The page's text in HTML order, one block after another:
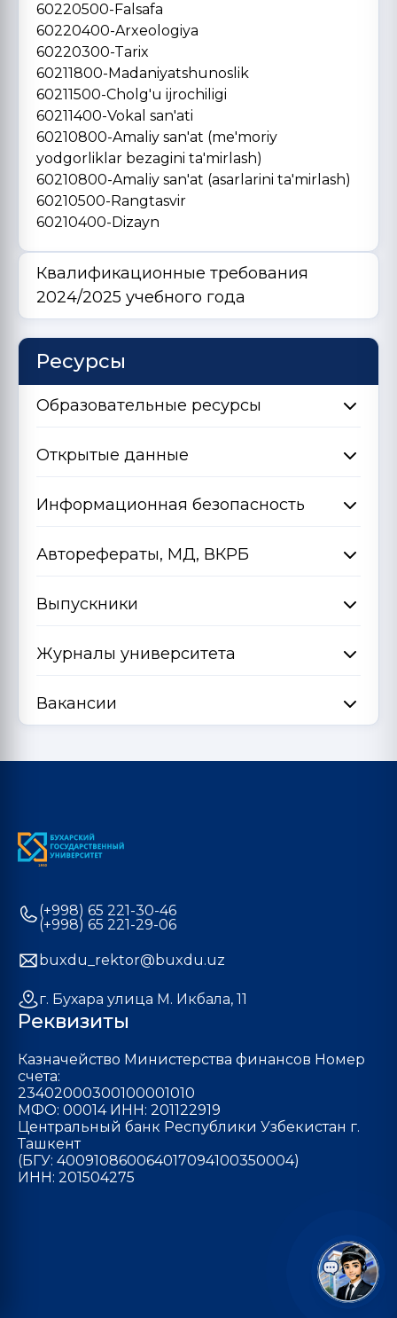
60220500-Falsafa
60220400-Arxeologiya
60220300-Tarix
60211800-Madaniyatshunoslik
60211500-Cholg'u ijrochiligi
60211400-Vokal san'ati
60210800-Amaliy san'at (me'moriy
yodgorliklar bezagini ta'mirlash)
60210800-Amaliy san'at (asarlarini ta'mirlash)
60210500-Rangtasvir
60210400-Dizayn
Квалификационные требования
2024/2025 учебного года
Ресурсы
Образовательные ресурсы
Открытые данные
Информационная безопасность
Авторефераты, МД, ВКРБ
Выпускники
Журналы университета
Вакансии
(+998) 65 221-30-46
(+998) 65 221-29-06
buxdu_rektor@buxdu.uz
г. Бухара улица М. Икбала, 11
Реквизиты
Казначейство Министерства финансов Номер
счета:
23402000300100001010
МФО: 00014 ИНН: 201122919
Центральный банк Республики Узбекистан г.
Ташкент
(БГУ: 400910860064017094100350004)
ИНН: 201504275